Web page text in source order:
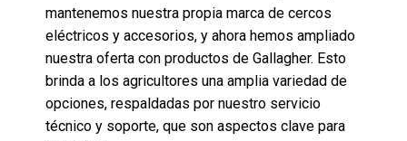
mantenemos nuestra propia marca de cercos
eléctricos y accesorios, y ahora hemos ampliado
nuestra oferta con productos de Gallagher. Esto
brinda a los agricultores una amplia variedad de
opciones, respaldadas por nuestro servicio
técnico y soporte, que son aspectos clave para